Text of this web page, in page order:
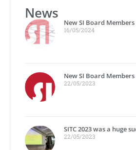
News
New SI Board Members
16/05/2024
New SI Board Members
22/05/2023
SITC 2023 was a huge
22/05/2023